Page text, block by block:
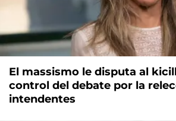
El massismo le disputa al
control del debate por la
intendentes